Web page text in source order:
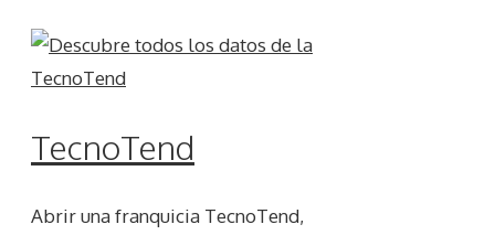
TecnoTend
Abrir una franquicia TecnoTend,